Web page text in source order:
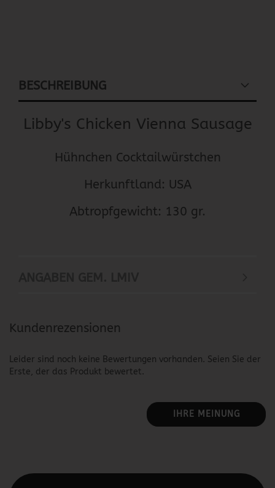
BESCHREIBUNG
Libby's Chicken Vienna Sausage
Hühnchen Cocktailwürstchen
Herkunftland: USA
Abtropfgewicht: 130 gr.
Kundenrezensionen
Leider sind noch keine Bewertungen vorhanden. Seien Sie der
Erste, der das Produkt bewertet.
IHRE MEINUNG